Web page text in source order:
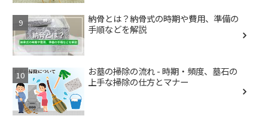
納骨とは？納骨式の時期や費用、準備の
手順などを解説
お墓の掃除の流れ - 時期・頻度、墓石の
上手な掃除の仕方とマナー